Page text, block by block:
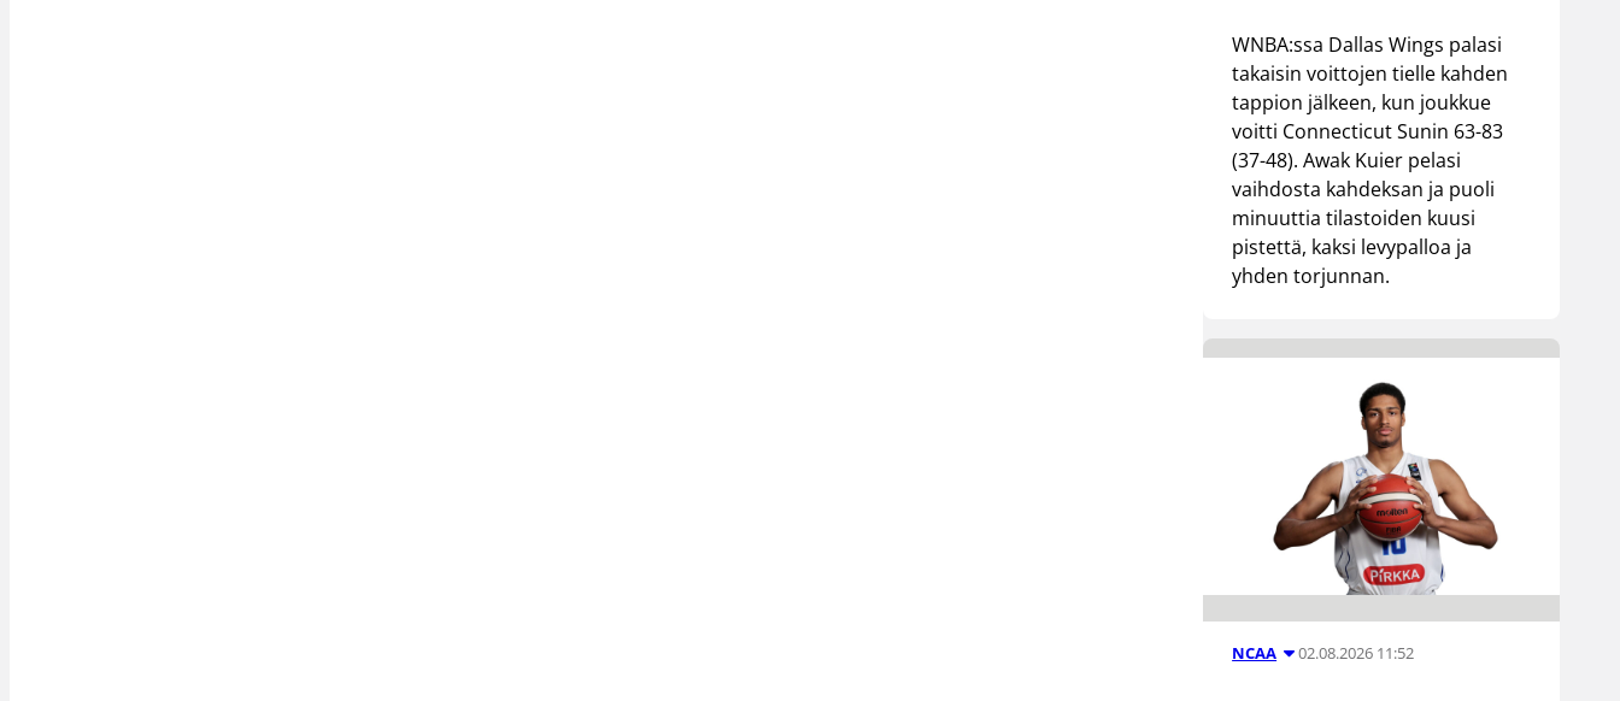
WNBA:ssa Dallas Wings palasi
takaisin voittojen tielle kahden
tappion jälkeen, kun joukkue
voitti Connecticut Sunin 63-83
(37-48). Awak Kuier pelasi
vaihdosta kahdeksan ja puoli
minuuttia tilastoiden kuusi
pistettä, kaksi levypalloa ja
yhden torjunnan.
NCAA 02.08.2026 11:52